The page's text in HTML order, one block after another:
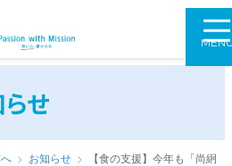
尚絅学院大学
せ
お知らせ 【食の支援】今年も「尚絅